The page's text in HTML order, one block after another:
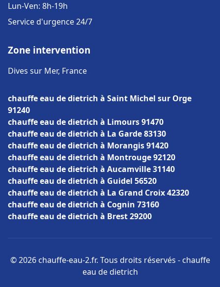
Lun-Ven: 8h-19h
Service d'urgence 24/7
Zone intervention
Dives sur Mer, France
chauffe eau de dietrich à Saint Michel sur Orge
91240
chauffe eau de dietrich à Limours 91470
chauffe eau de dietrich à La Garde 83130
chauffe eau de dietrich à Morangis 91420
chauffe eau de dietrich à Montrouge 92120
chauffe eau de dietrich à Aucamville 31140
chauffe eau de dietrich à Guidel 56520
chauffe eau de dietrich à La Grand Croix 42320
chauffe eau de dietrich à Cognin 73160
chauffe eau de dietrich à Brest 29200
© 2026 chauffe-eau-2.fr. Tous droits réservés - chauffe
eau de dietrich